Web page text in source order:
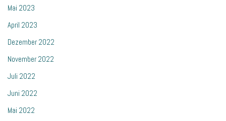
Mai 2023
April 2023
Dezember 2022
November 2022
Juli 2022
Juni 2022
Mai 2022